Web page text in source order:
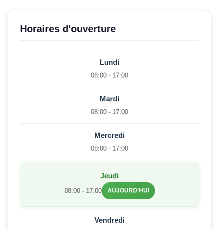
Horaires d'ouverture
Lundi
08:00 - 17:00
Mardi
08:00 - 17:00
Mercredi
08:00 - 17:00
Jeudi
08:00 - 17:00 AUJOURD'HUI
Vendredi